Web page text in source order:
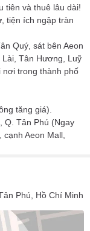
tiên và thuê lâu dài!
tiện ích ngập tràn
Quý, sát bên Aeon
Tân Hương, Luỹ
nơi trong thành phố
tăng giá).
Q. Tân Phú (Ngay
Aeon Mall,
Phú, Hồ Chí Minh